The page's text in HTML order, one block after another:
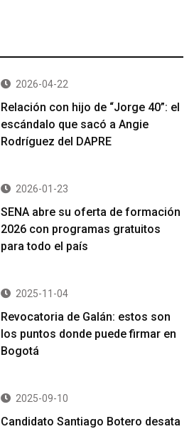
2026-04-22
Relación con hijo de “Jorge 40”: el
escándalo que sacó a Angie
Rodríguez del DAPRE
2026-01-23
SENA abre su oferta de formación
2026 con programas gratuitos
para todo el país
2025-11-04
Revocatoria de Galán: estos son
los puntos donde puede firmar en
Bogotá
2025-09-10
Candidato Santiago Botero desata